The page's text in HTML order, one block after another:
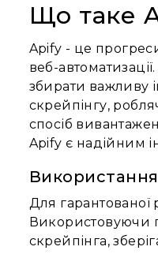
Що таке
Apify - це
веб-
збирати важливу
скрейпінгу,
спосіб
Apify є надійним
Для
Використовуючи
скрейпінга,